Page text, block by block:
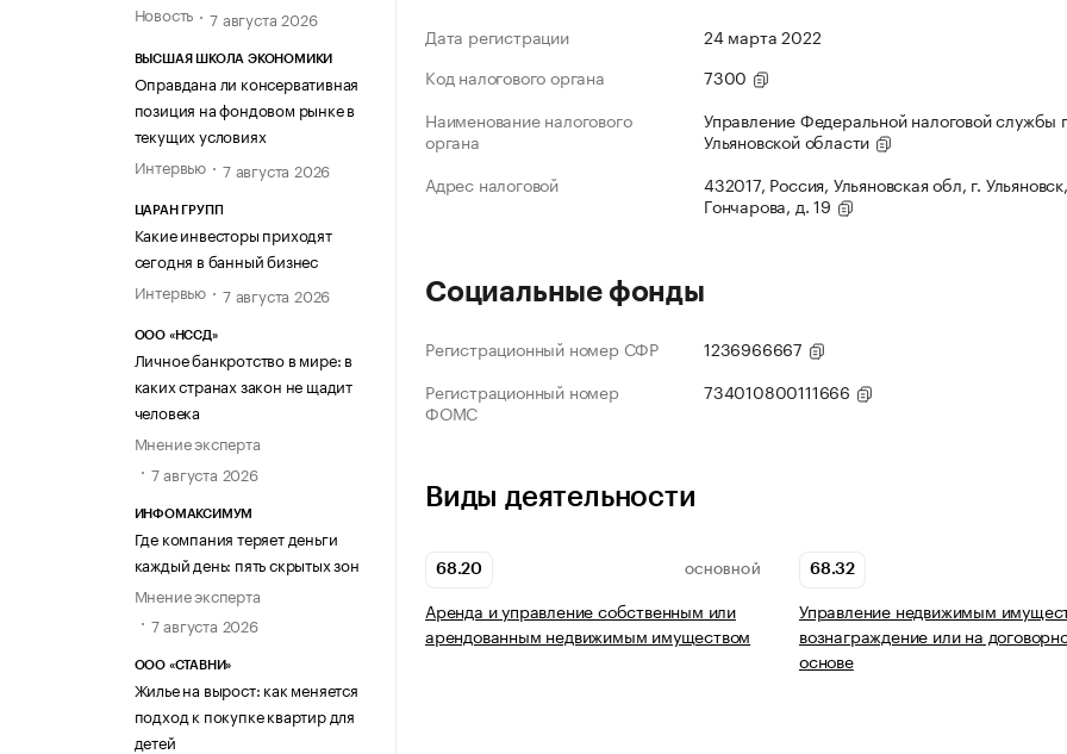
Новость
7 августа 2026
ВЫСШАЯ ШКОЛА ЭКОНОМИКИ
Оправдана ли консервативная
позиция на фондовом рынке в
текущих условиях
Интервью
7 августа 2026
ЦАРАН ГРУПП
Какие инвесторы приходят
сегодня в банный бизнес
Интервью
7 августа 2026
ООО «НССД»
Личное банкротство в мире: в
каких странах закон не щадит
человека
Мнение эксперта
7 августа 2026
ИНФОМАКСИМУМ
Где компания теряет деньги
каждый день: пять скрытых зон
Мнение эксперта
7 августа 2026
ООО «СТАВНИ»
Жилье на вырост: как меняется
подход к покупке квартир для
детей
Дата регистрации
24 марта 2022
Код налогового органа
7300
Наименование налогового
органа
Управление Федеральной налоговой службы
Ульяновской области
Адрес налоговой
432017, Россия, Ульяновская обл, г.
Гончарова, д. 19
Социальные фонды
Регистрационный номер СФР
1236966667
Регистрационный номер
ФОМС
734010800111666
Виды деятельности
68.20 ОСНОВНОЙ
Аренда и управление собственным или
арендованным недвижимым имуществом
68.32
Управление недвижимым
вознаграждение или на
основе